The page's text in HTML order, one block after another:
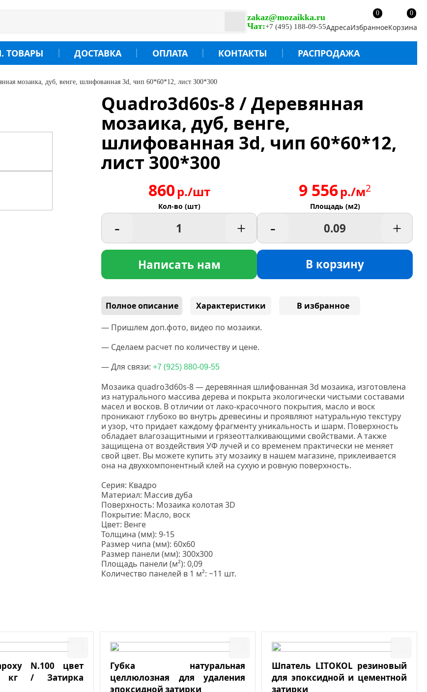
zakaz@mozaikka.ru
Чат:+7 (495) 188-09-55Адреса
0
ИзбранноеКорзина
0
ТОВАРЫ ДОСТАВКА ОПЛАТА КОНТАКТЫ РАСПРОДАЖА
мозаика, дуб, венге, шлифованная 3d, чип 60*60*12, лист 300*300
Quadro3d60s-8 / Деревянная
мозаика, дуб, венге,
шлифованная 3d, чип 60*60*12,
лист 300*300
860р./шт
Кол-во (шт)
- +
Написать нам
9 556р./м2
Площадь (м2)
- +
В корзину
Полное описание Характеристики
В избранное
— Пришлем доп.фото, видео по мозаики.
— Сделаем расчет по количеству и цене.
— Для связи: +7 (925) 880-09-55
Мозаика quadro3d60s-8 — деревянная шлифованная 3d мозаика, изготовлена
из натурального массива дерева и покрыта экологически чистыми составами
масел и восков. В отличии от лако-красочного покрытия, масло и воск
проникают глубоко во внутрь древесины и проявляют натуральную текстуру
и узор, что придает каждому фрагменту уникальность и шарм. Поверхность
обладает влагозащитными и грязеотталкивающими свойствами. А также
защищена от воздействия УФ лучей и со временем практически не меняет
свой цвет. Вы можете купить эту мозаику в нашем магазине, приклеивается
она на двухкомпонентный клей на сухую и ровную поверхность.
Серия: Квадро
Материал: Массив дуба
Поверхность: Мозаика колотая 3D
Покрытие: Масло, воск
Цвет: Венге
Толщина (мм): 9-15
Размер чипа (мм): 60х60
Размер панели (мм): 300х300
Площадь панели (м²): 0,09
Количество панелей в 1 м²: ~11 шт.
N.100 цвет
/ Затирка
Губка натуральная
целлюлозная для удаления
эпоксидной затирки
Шпатель LITOKOL резиновый
для эпоксидной и цементной
затирки